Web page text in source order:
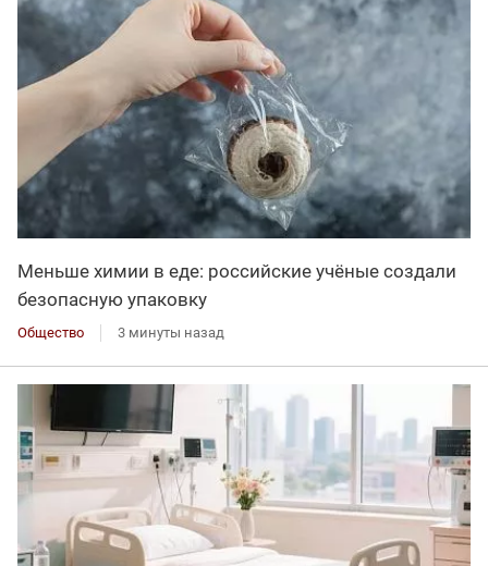
Меньше химии в еде: российские учёные создали
безопасную упаковку
Общество 3 минуты назад